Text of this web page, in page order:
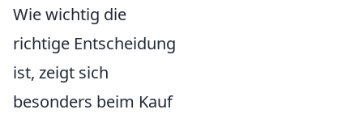
Wie wichtig die
richtige Entscheidung
ist, zeigt sich
besonders beim Kauf